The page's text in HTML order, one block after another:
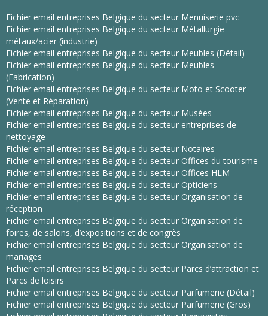
Fichier email entreprises Belgique du secteur Menuiserie pvc
Fichier email entreprises Belgique du secteur Métallurgie
métaux/acier (industrie)
Fichier email entreprises Belgique du secteur Meubles (Détail)
Fichier email entreprises Belgique du secteur Meubles
(Fabrication)
Fichier email entreprises Belgique du secteur Moto et Scooter
(Vente et Réparation)
Fichier email entreprises Belgique du secteur Musées
Fichier email entreprises Belgique du secteur entreprises de
nettoyage
Fichier email entreprises Belgique du secteur Notaires
Fichier email entreprises Belgique du secteur Offices du tourisme
Fichier email entreprises Belgique du secteur Offices HLM
Fichier email entreprises Belgique du secteur Opticiens
Fichier email entreprises Belgique du secteur Organisation de
réception
Fichier email entreprises Belgique du secteur Organisation de
foires, de salons, d’expositions et de congrès
Fichier email entreprises Belgique du secteur Organisation de
mariages
Fichier email entreprises Belgique du secteur Parcs d’attraction et
Parcs de loisirs
Fichier email entreprises Belgique du secteur Parfumerie (Détail)
Fichier email entreprises Belgique du secteur Parfumerie (Gros)